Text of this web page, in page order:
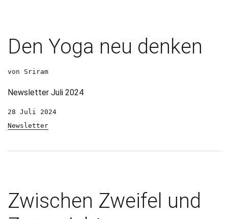
Den Yoga neu denken
von Sriram
Newsletter Juli 2024
28 Juli 2024
Newsletter
Zwischen Zweifel und